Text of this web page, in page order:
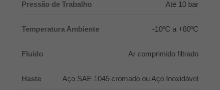
Pressão de Trabalho Até 10 bar
Temperatura Ambiente -10ºC a +80ºC
Fluído Ar comprimido filtrado
Haste Aço SAE 1045 cromado ou Aço Inoxidável